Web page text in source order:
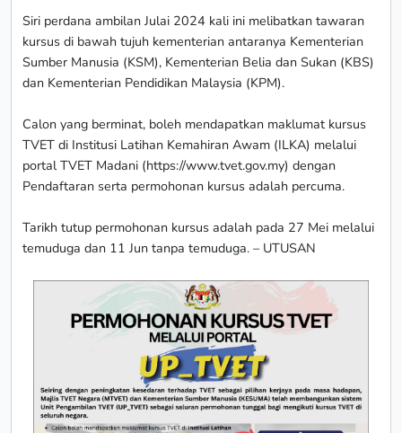
Siri perdana ambilan Julai 2024 kali ini melibatkan tawaran
kursus di bawah tujuh kementerian antaranya Kementerian
Sumber Manusia (KSM), Kementerian Belia dan Sukan (KBS)
dan Kementerian Pendidikan Malaysia (KPM).
Calon yang berminat, boleh mendapatkan maklumat kursus
TVET di Institusi Latihan Kemahiran Awam (ILKA) melalui
portal TVET Madani (https://www.tvet.gov.my) dengan
Pendaftaran serta permohonan kursus adalah percuma.
Tarikh tutup permohonan kursus adalah pada 27 Mei melalui
temuduga dan 11 Jun tanpa temuduga. – UTUSAN